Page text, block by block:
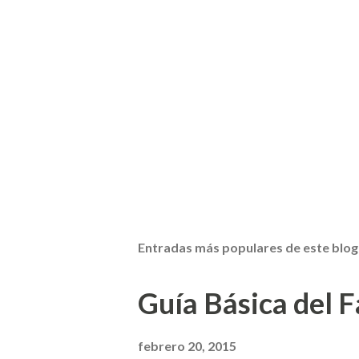
Entradas más populares de este blog
Guía Básica del
febrero 20, 2015